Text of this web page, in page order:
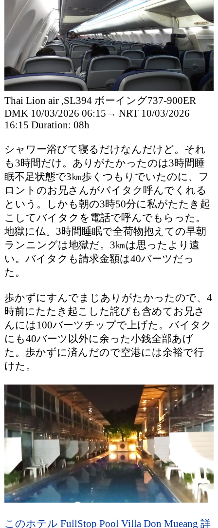
Thai Lion air ,SL394 ボーイング737-900ER
DMK 10/03/2026 06:15→ NRT 10/03/2026
16:15 Duration: 08h
シャワー浴びて寝るだけなんだけど。それ
も3時間だけ。ありがたかったのは3時間睡
眠不足状態で3㎞歩くつもりでいたのに、フ
ロントのお兄さんがバイタク呼んでくれる
という。しかも朝の3時50分に私がたたき起
こしてバイタクを電話で呼んでもらった。
地獄に仏。3時間睡眠で全荷物抱えての早朝
ランニングは地獄だ。3㎞は思ったより遠
い。バイタクも請求金額は40バーツだっ
た。
歩かずにすんでまじありがたかったので、4
時前にたたき起こした詫びも含めてお兄さ
んには100バーツチップで上げた。バイタク
にも40バーツ以外に余った小銭全部あげ
た。歩かずに済んだので空港には余裕で行
けた。
このホテル FullStop Pool Villa Don Mueang 詳